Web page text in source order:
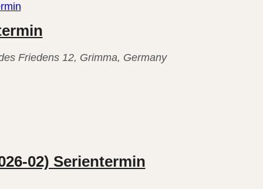
Friedens 12, Grimma, Germany
02) Serientermin